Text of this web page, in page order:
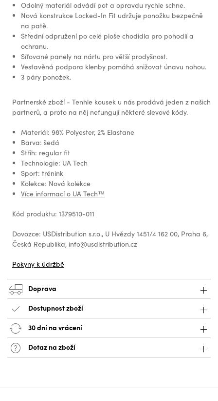
Odolný materiál odvádí pot a opravdu rychle schne.
Nová konstrukce Locked-In Fit udržuje ponožku bezpečně
na patě.
Střední odpružení po celé ploše chodidla pro pohodlí a
ochranu.
Síťované panely na nártu pro větší prodyšnost.
Vestavěná podpora klenby pomáhá snižovat únavu nohou.
3 páry ponožek.
Partnerské zboží - Tenhle kousek u nás prodává jeden z našich
partnerů, a proto na něj nefungují některé slevové kódy.
Materiál: 98% Polyester, 2% Elastane
Barva: šedá
Střih: regular fit
Technologie: UA Tech
Sport: trénink
Kolekce: Nová kolekce
Více informací o UA Tech™
Kód produktu: 1379510-011
Dovozce: USDistribution s.r.o., U Hvězdy 1451/4 162 00, Praha 6,
Česká Republika, info@usdistribution.cz
Pokyny k údržbě
Doprava
Dostupnost zboží
30 dní na vrácení
Dotaz na zboží